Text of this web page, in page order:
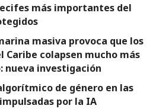
más importantes del
masiva provoca que los
Caribe colapsen mucho más
nueva investigación
de género en las
por la IA